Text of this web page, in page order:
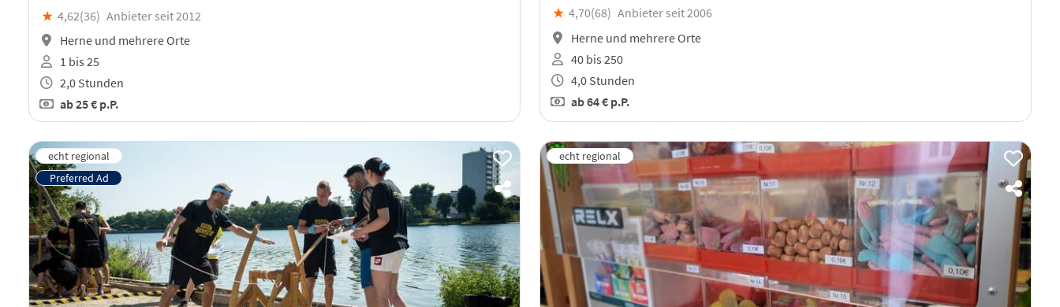
★ 4,62(36) Anbieter seit 2012
Herne und mehrere Orte
1 bis 25
2,0 Stunden
ab25 € p.P.
★ 4,70(68) Anbieter seit 2006
Herne und mehrere Orte
40 bis 250
4,0 Stunden
ab64 € p.P.